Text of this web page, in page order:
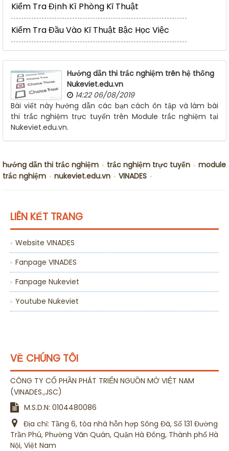
Kiểm Tra Định Kì Phòng Kĩ Thuật
Kiểm Tra Đầu Vào Kĩ Thuật Bậc Học Việc
Hướng dẫn thi trắc nghiệm trên hệ thống
Nukeviet.edu.vn
14:22 06/08/2019
Bài viết này hướng dẫn các bạn cách ôn tập và làm bài
thi trắc nghiệm trực tuyến trên Module trắc nghiệm tại
Nukeviet.edu.vn.
hướng dẫn thi trắc nghiệm • trắc nghiệm trực tuyến • module
trắc nghiệm • nukeviet.edu.vn • VINADES •
LIÊN KẾT TRANG
Website VINADES
Fanpage VINADES
Fanpage Nukeviet
Youtube Nukeviet
VỀ CHÚNG TÔI
CÔNG TY CỔ PHẦN PHÁT TRIỂN NGUỒN MỞ VIỆT NAM
(VINADES.,JSC)
M.S.D.N: 0104480086
Địa chỉ: Tầng 6, tòa nhà hỗn hợp Sông Đà, Số 131 Đường
Trần Phú, Phường Văn Quán, Quận Hà Đông, Thành phố Hà
Nội, Việt Nam